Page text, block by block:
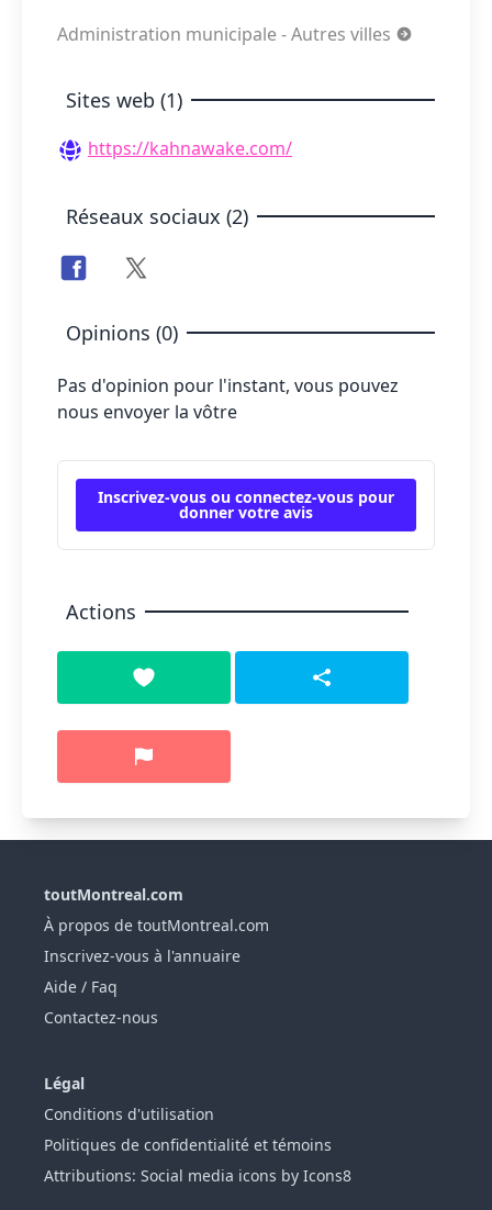
Administration municipale - Autres villes
Sites web (1)
https://kahnawake.com/
Réseaux sociaux (2)
Opinions (0)
Pas d'opinion pour l'instant, vous pouvez
nous envoyer la vôtre
Inscrivez-vous ou connectez-vous pour
donner votre avis
Actions
toutMontreal.com
À propos de toutMontreal.com
Inscrivez-vous à l'annuaire
Aide / Faq
Contactez-nous
Légal
Conditions d'utilisation
Politiques de confidentialité et témoins
Attributions: Social media icons by Icons8